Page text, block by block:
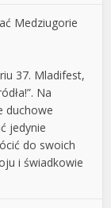
Medziugorie
37. Mladifest,
Na
duchowe
jedynie
do swoich
i świadkowie